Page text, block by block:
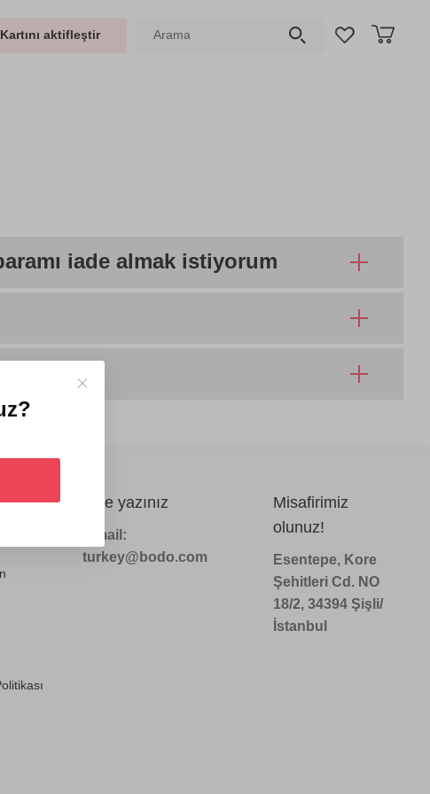
aktifleştir
iade almak istiyorum
Bize yazınız
e-mail:
turkey@bodo.com
Misafirimiz
olunuz!
Esentepe, Kore
Şehitleri Cd. NO
18/2, 34394 Şişli/
İstanbul